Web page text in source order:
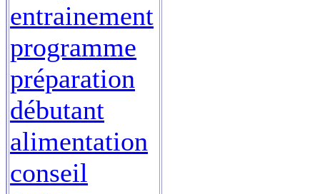
entrainement
programme
préparation
débutant
alimentation
conseil